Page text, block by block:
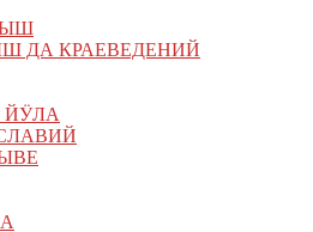
ДА КРАЕВЕДЕНИЙ